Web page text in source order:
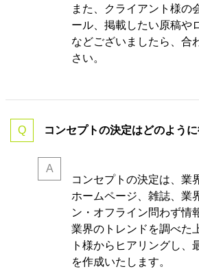
また、クライアント様の
ール、掲載したい原稿や
などございましたら、合
さい。
コンセプトの決定はどのように
コンセプトの決定は、業
ホームページ、雑誌、業
ン・オフライン問わず情
業界のトレンドを調べた
ト様からヒアリングし、
を作成いたします。